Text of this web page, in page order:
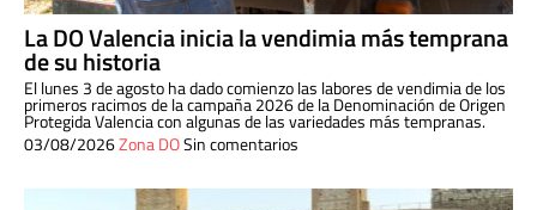
La DO Valencia inicia la vendimia más temprana
de su historia
El lunes 3 de agosto ha dado comienzo las labores de vendimia de los
primeros racimos de la campaña 2026 de la Denominación de Origen
Protegida Valencia con algunas de las variedades más tempranas.
03/08/2026Zona DOSin comentarios